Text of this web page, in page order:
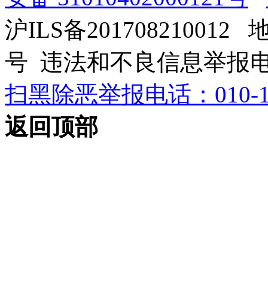
沪ILS备201708210012
号 违法和不良信息举报
扫黑除恶举报电话：010-
返回顶部